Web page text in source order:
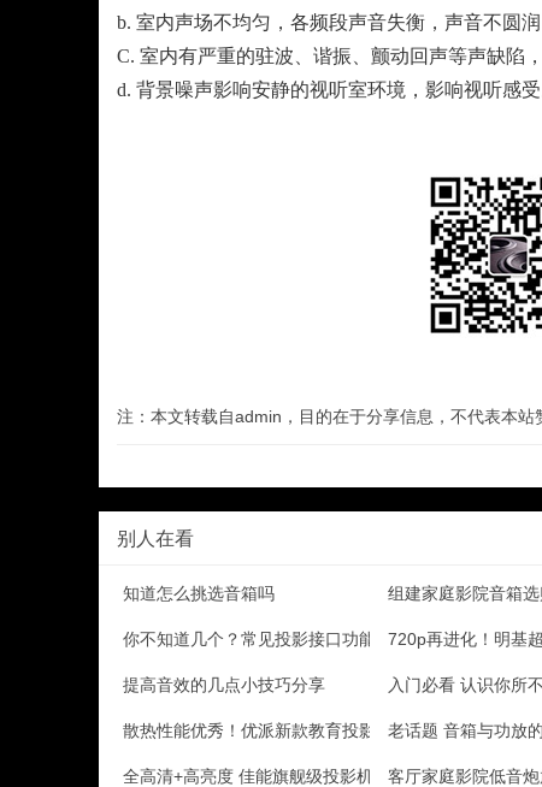
b. 室内声场不均匀，各频段声音失衡，声音不圆
C. 室内有严重的驻波、谐振、颤动回声等声缺陷
d. 背景噪声影响安静的视听室环境，影响视听感
注：本文转载自admin，目的在于分享信息，不代表本
别人在看
知道怎么挑选音箱吗 组建家庭影院音箱
你不知道几个？常见投影接口功能详解720p再进化！明基
提高音效的几点小技巧分享 入门必看 认识你所
散热性能优秀！优派新款教育投影评测老话题 音箱与功放
全高清+高亮度 佳能旗舰级投影机评测客厅家庭影院低音